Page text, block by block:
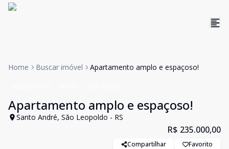
Home Buscar imóvel Apartamento amplo e espaçoso!
Apartamento amplo e espaçoso!
Santo André, São Leopoldo - RS
R$ 235.000,00
Compartilhar Favorito